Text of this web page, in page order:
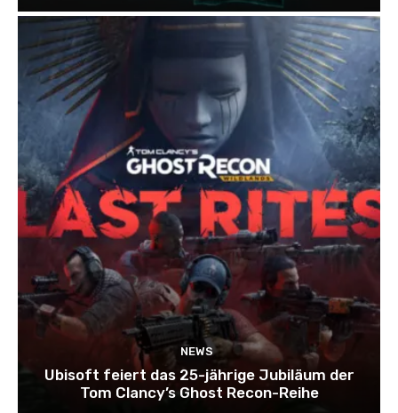
NEWS
Ubisoft feiert das 25-jährige Jubiläum der
Tom Clancy’s Ghost Recon-Reihe